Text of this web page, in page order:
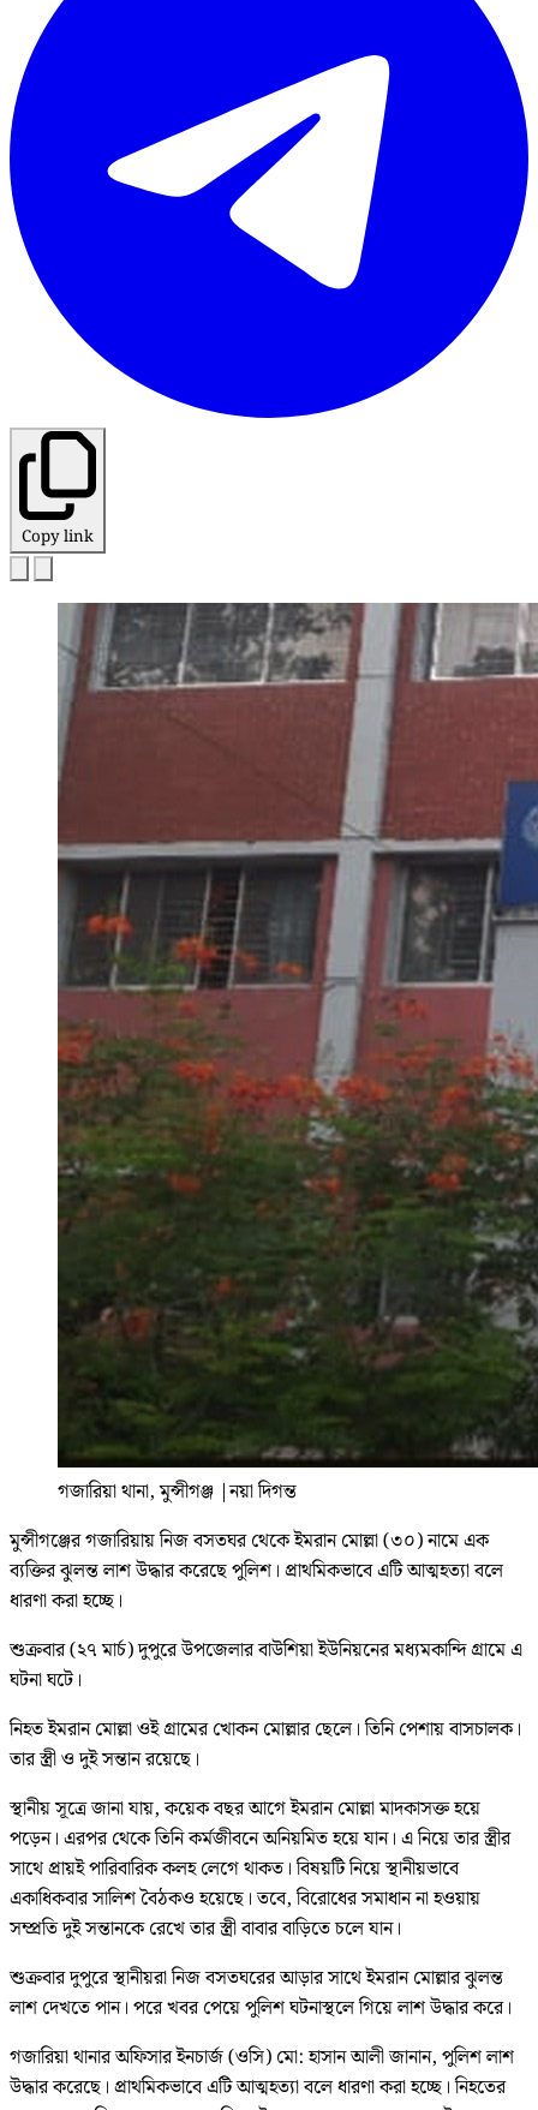
Copy link
গজারিয়া থানা, মুন্সীগঞ্জ |নয়া দিগন্ত
মুন্সীগঞ্জের গজারিয়ায় নিজ বসতঘর থেকে ইমরান মোল্লা (৩০) নামে এক
ব্যক্তির ঝুলন্ত লাশ উদ্ধার করেছে পুলিশ। প্রাথমিকভাবে এটি আত্মহত্যা বলে
ধারণা করা হচ্ছে।
শুক্রবার (২৭ মার্চ) দুপুরে উপজেলার বাউশিয়া ইউনিয়নের মধ্যমকান্দি গ্রামে এ
ঘটনা ঘটে।
নিহত ইমরান মোল্লা ওই গ্রামের খোকন মোল্লার ছেলে। তিনি পেশায় বাসচালক।
তার স্ত্রী ও দুই সন্তান রয়েছে।
স্থানীয় সূত্রে জানা যায়, কয়েক বছর আগে ইমরান মোল্লা মাদকাসক্ত হয়ে
পড়েন। এরপর থেকে তিনি কর্মজীবনে অনিয়মিত হয়ে যান। এ নিয়ে তার স্ত্রীর
সাথে প্রায়ই পারিবারিক কলহ লেগে থাকত। বিষয়টি নিয়ে স্থানীয়ভাবে
একাধিকবার সালিশ বৈঠকও হয়েছে। তবে, বিরোধের সমাধান না হওয়ায়
সম্প্রতি দুই সন্তানকে রেখে তার স্ত্রী বাবার বাড়িতে চলে যান।
শুক্রবার দুপুরে স্থানীয়রা নিজ বসতঘরের আড়ার সাথে ইমরান মোল্লার ঝুলন্ত
লাশ দেখতে পান। পরে খবর পেয়ে পুলিশ ঘটনাস্থলে গিয়ে লাশ উদ্ধার করে।
গজারিয়া থানার অফিসার ইনচার্জ (ওসি) মো: হাসান আলী জানান, পুলিশ লাশ
উদ্ধার করেছে। প্রাথমিকভাবে এটি আত্মহত্যা বলে ধারণা করা হচ্ছে। নিহতের